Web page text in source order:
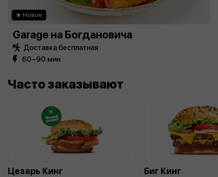
Новое
Garage на Богдановича
Доставка бесплатная
60−90 мин
Часто заказывают
Цезарь Кинг Биг Кинг